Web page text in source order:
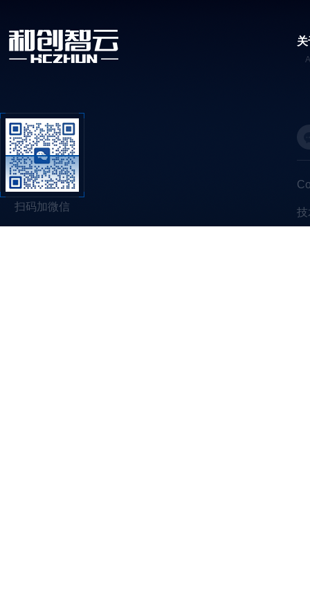
扫码加微信 技